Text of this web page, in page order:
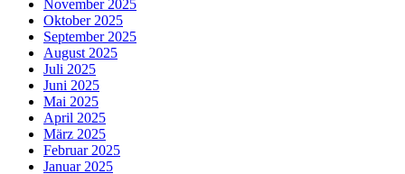
November 2025
Oktober 2025
September 2025
August 2025
Juli 2025
Juni 2025
Mai 2025
April 2025
März 2025
Februar 2025
Januar 2025